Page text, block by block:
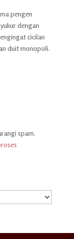
pengen
dengan
cicilan
duit monopoli.
spam.